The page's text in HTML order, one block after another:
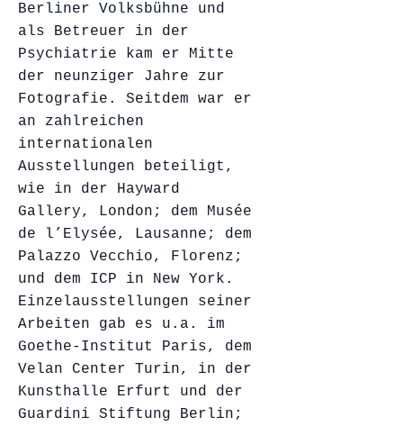
Berliner Volksbühne und
als Betreuer in der
Psychiatrie kam er Mitte
der neunziger Jahre zur
Fotografie. Seitdem war er
an zahlreichen
internationalen
Ausstellungen beteiligt,
wie in der Hayward
Gallery, London; dem Musée
de l’Elysée, Lausanne; dem
Palazzo Vecchio, Florenz;
und dem ICP in New York.
Einzelausstellungen seiner
Arbeiten gab es u.a. im
Goethe-Institut Paris, dem
Velan Center Turin, in der
Kunsthalle Erfurt und der
Guardini Stiftung Berlin;